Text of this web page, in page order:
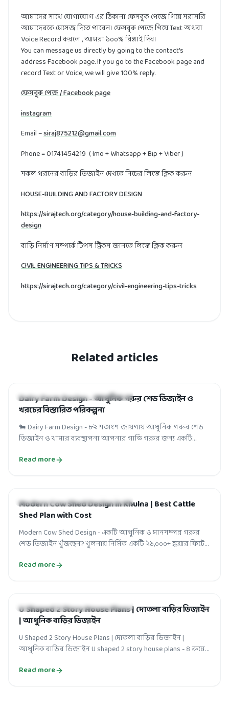
আমাদের সাথে যোগাযোগ এর ঠিকানা ফেসবুক পেজে গিয়ে সরাসরি
আমাদেরকে মেসেজ দিতে পারেন। ফেসবুক পেজে গিয়ে Text অথবা
Voice Record করলে , আমরা ১০০% রিপ্লাই দিব।
You can message us directly by going to the contact's
address Facebook page. If you go to the Facebook page and
record Text or Voice, we will give 100% reply.
ফেসবুক পেজ / Facebook page
instagram
Email –siraj875212@gmail.com
Phone = 01741454219 ( Imo + Whatsapp + Bip + Viber )
সকল ধরনের বাড়ির ডিজাইন দেখতে নিচের লিঙ্কে ক্লিক করুন
HOUSE-BUILDING AND FACTORY DESIGN
https://sirajtech.org/category/house-building-and-factory-
design
বাড়ি নির্মাণ সম্পর্কে টিপস ট্রিকস জানতে লিঙ্কে ক্লিক করুন
CIVIL ENGINEERING TIPS & TRICKS
https://sirajtech.org/category/civil-engineering-tips-tricks
Related articles
HOUSE-BUILDING AND FACTORY DESIGN
Dairy Farm Design - আধুনিক গরুর শেড ডিজাইন ও
খরচের বিস্তারিত পরিকল্পনা
🐄 Dairy Farm Design - ৮২ শতাংশ জায়গায় আধুনিক গরুর শেড
ডিজাইন ও খামার ব্যবস্থাপনা আপনার গাভি গরুর জন্য একটি
Read more
HOUSE-BUILDING AND FACTORY DESIGN
Modern Cow Shed Design in Khulna | Best Cattle
Shed Plan with Cost
Modern Cow Shed Design - একটি আধুনিক ও মানসম্পন্ন গরুর
শেড ডিজাইন খুঁজছেন? খুলনায় নির্মিত একটি ২১,০০০+ স্কয়ার ফিটের
Read more
HOUSE-BUILDING AND FACTORY DESIGN
U Shaped 2 Story House Plans | দোতলা বাড়ির ডিজাইন
| আধুনিক বাড়ির ডিজাইন
U Shaped 2 Story House Plans | দোতলা বাড়ির ডিজাইন |
আধুনিক বাড়ির ডিজাইন U shaped 2 story house plans - ৪ রুমের
Read more